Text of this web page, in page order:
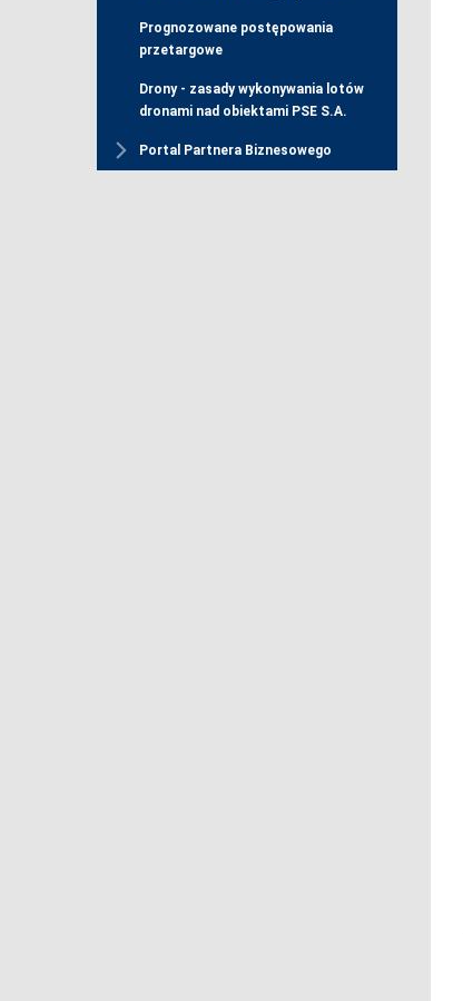
Prognozowane postępowania
przetargowe
Drony - zasady wykonywania lotów
dronami nad obiektami PSE S.A.
Portal Partnera Biznesowego